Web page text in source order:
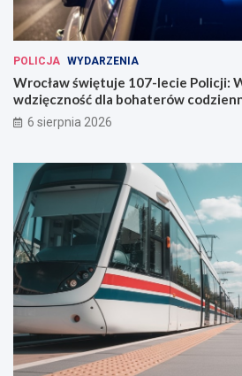
c
ł
w
i
u
POLICJA WYDARZENIA
Wrocław świętuje 107-lecie Policji:
wdzięczność dla bohaterów
6 sierpnia 2026